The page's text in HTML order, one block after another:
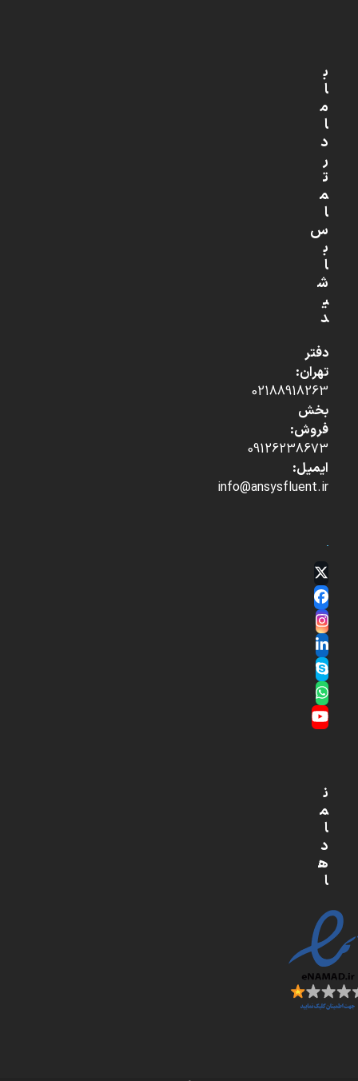
ب
ا
م
ا
د
ر
ت
م
ا
س
ب
ا
ش
ی
د
دفتر
تهران:
02188918263
بخش
فروش:
09126238673
ایمیل:
info@ansysfluent.ir
Twitter
(deprecated)
Facebook
Instagram
LinkedIn
Skype
Whatsapp
YouTube
ن
م
ا
د
ه
ا